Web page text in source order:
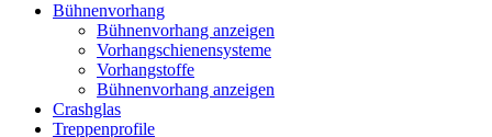
Bühnenvorhang
Bühnenvorhang anzeigen
Vorhangschienensysteme
Vorhangstoffe
Bühnenvorhang anzeigen
Crashglas
Treppenprofile